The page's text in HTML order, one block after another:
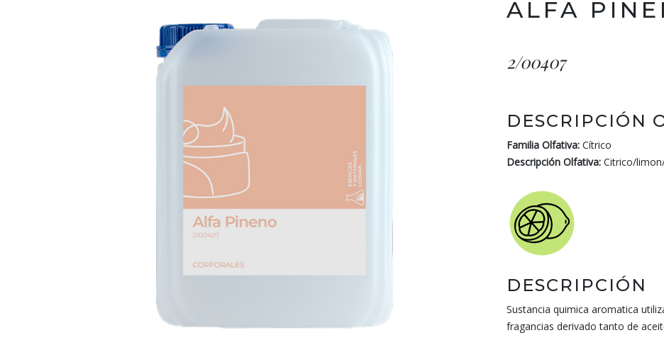
ALFA
2/00407
DESCRIPCIÓN
Familia Olfativa: Cítrico
Descripción Olfativa: Citrico/
DESCRIPCIÓN
Sustancia quimica aromatica
fragancias derivado tanto de